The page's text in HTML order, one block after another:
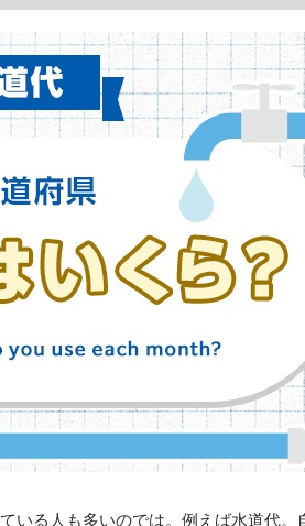
る人も多いのでは。例えば水道代。